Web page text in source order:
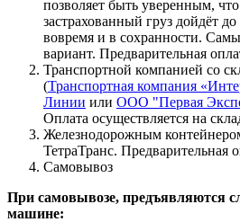
позволяет быть уверенным,
застрахованный груз дойдёт
вовремя и в сохранности.
вариант. Предварительная
Транспортной компанией со
(Транспортная компания
Линии или ООО "Первая
Оплата осуществляется на
Железнодорожным
ТетраТранс. Предварительная
Самовывоз
При самовывозе, предъявляются
машине: